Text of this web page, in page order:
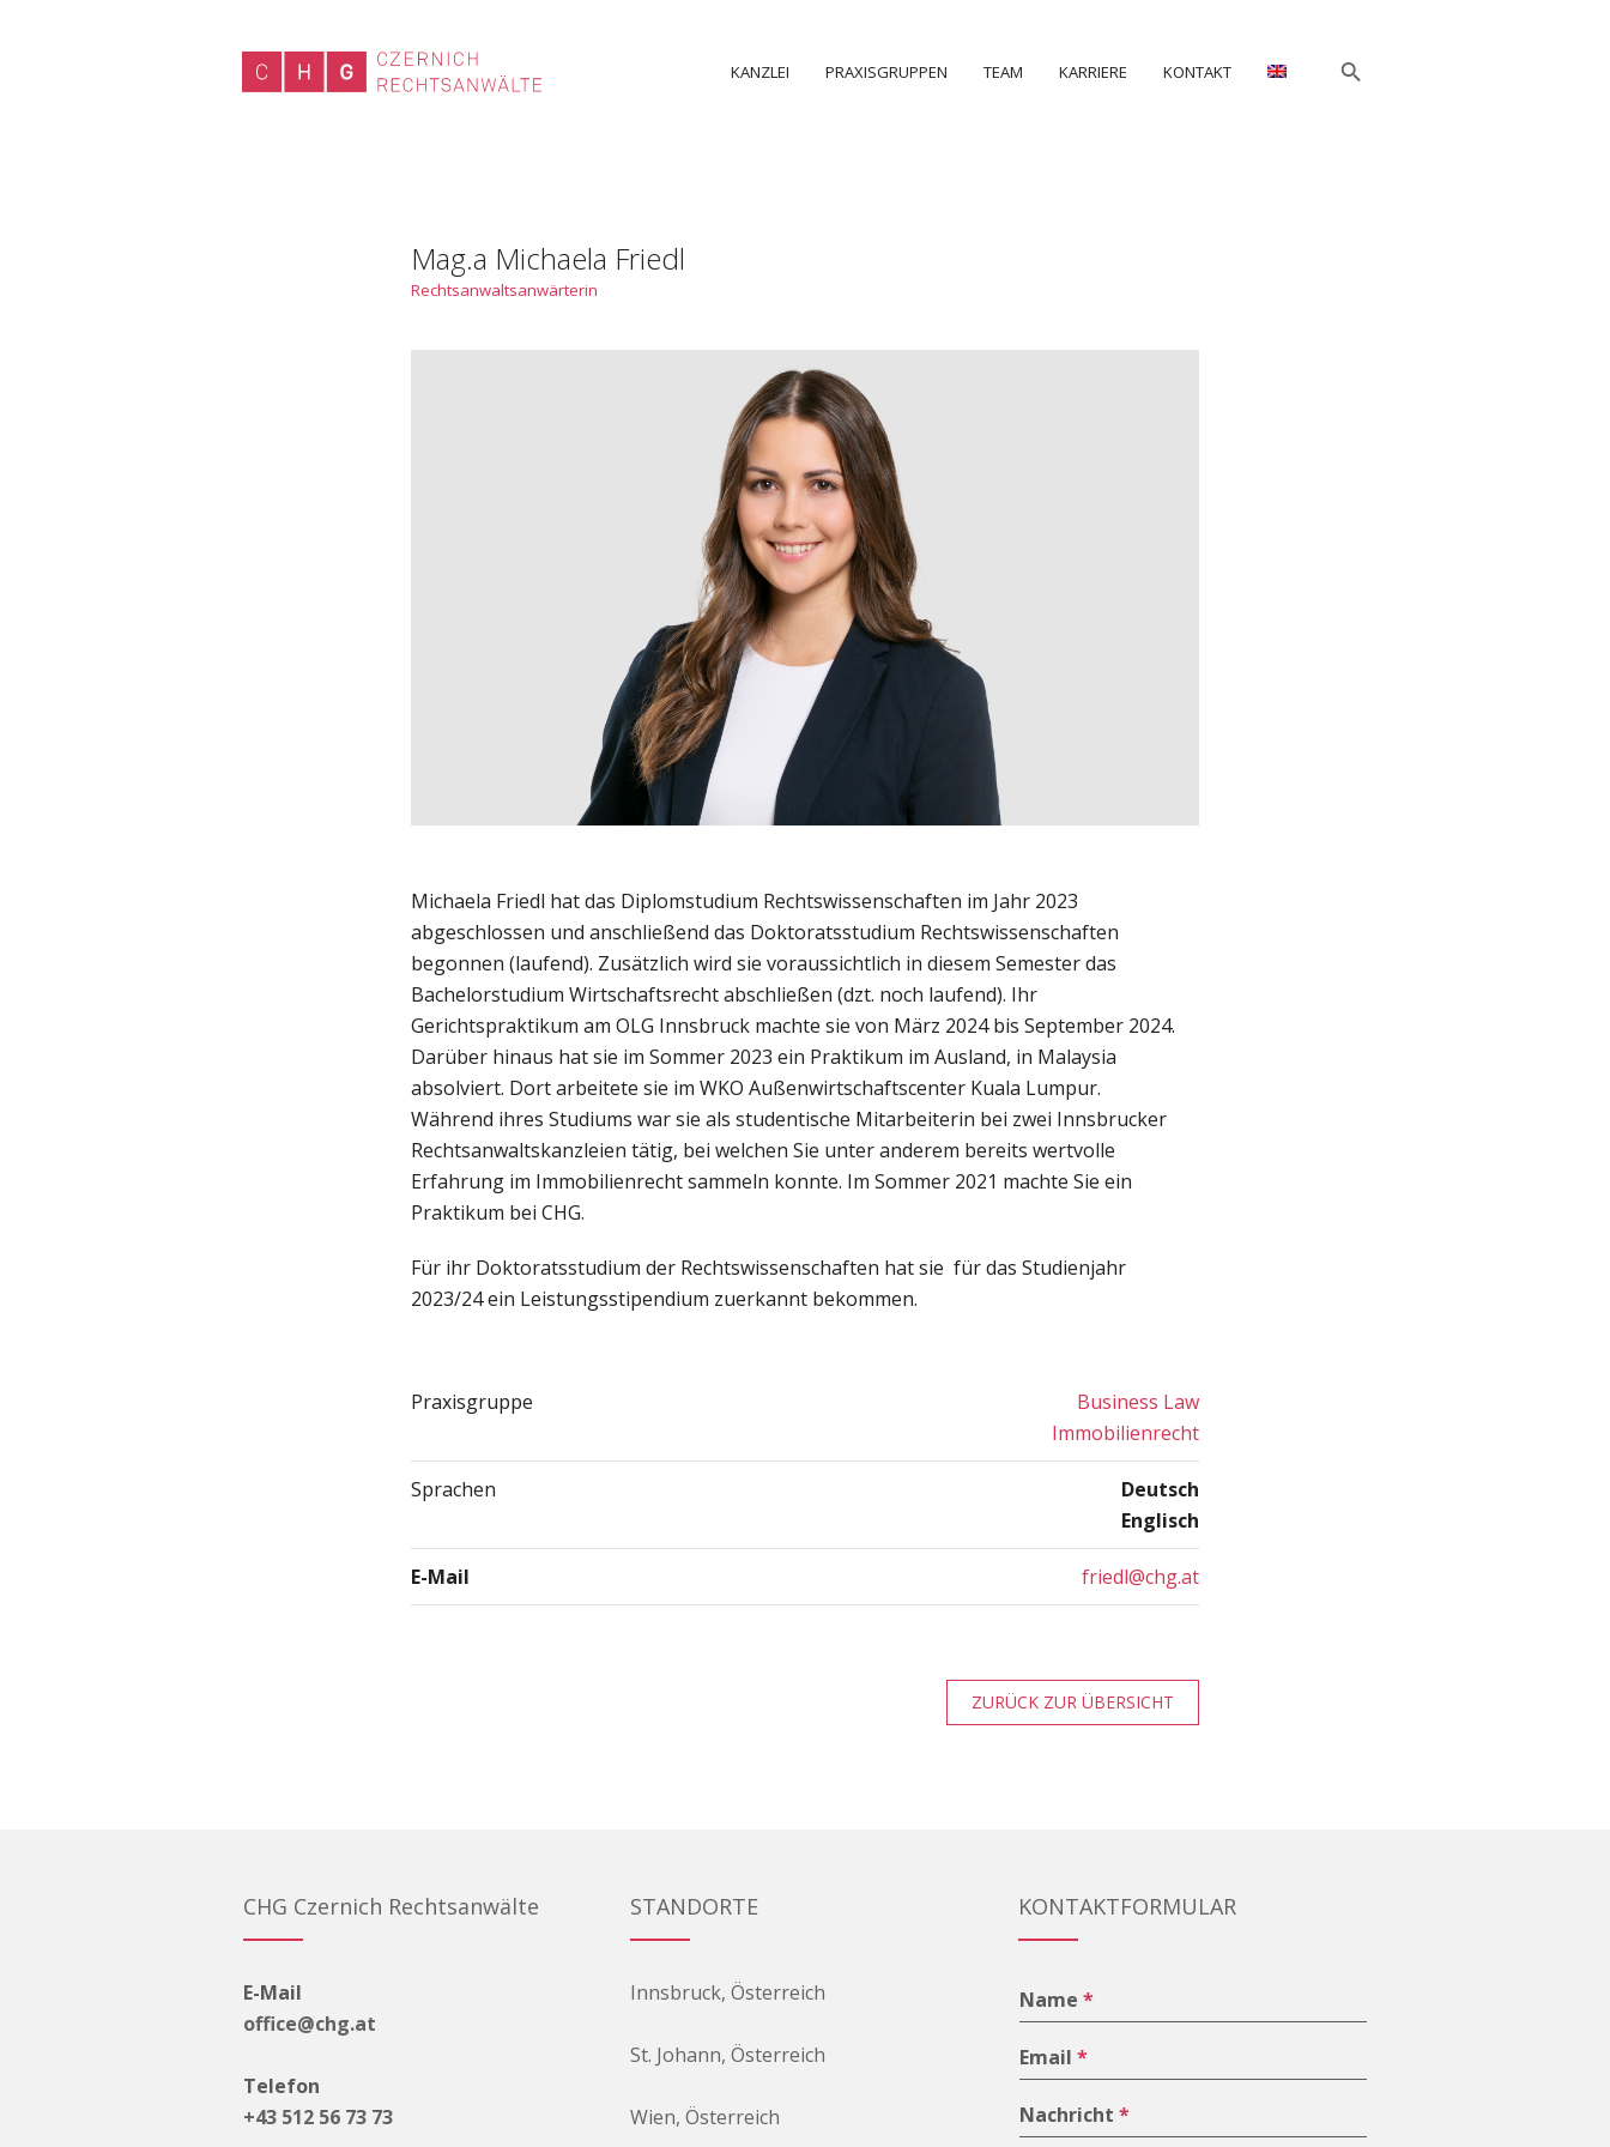
KANZLEI PRAXISGRUPPEN TEAM KARRIERE KONTAKT
Mag.a Michaela Friedl
Rechtsanwaltsanwärterin
Michaela Friedl hat das Diplomstudium Rechtswissenschaften im Jahr 2023
abgeschlossen und anschließend das Doktoratsstudium Rechtswissenschaften
begonnen (laufend). Zusätzlich wird sie voraussichtlich in diesem Semester das
Bachelorstudium Wirtschaftsrecht abschließen (dzt. noch laufend). Ihr
Gerichtspraktikum am OLG Innsbruck machte sie von März 2024 bis September 2024.
Darüber hinaus hat sie im Sommer 2023 ein Praktikum im Ausland, in Malaysia
absolviert. Dort arbeitete sie im WKO Außenwirtschaftscenter Kuala Lumpur.
Während ihres Studiums war sie als studentische Mitarbeiterin bei zwei Innsbrucker
Rechtsanwaltskanzleien tätig, bei welchen Sie unter anderem bereits wertvolle
Erfahrung im Immobilienrecht sammeln konnte. Im Sommer 2021 machte Sie ein
Praktikum bei CHG.
Für ihr Doktoratsstudium der Rechtswissenschaften hat sie für das Studienjahr
2023/24 ein Leistungsstipendium zuerkannt bekommen.
Praxisgruppe
Business Law
Immobilienrecht
Sprachen
Deutsch
Englisch
E-Mail friedl@chg.at
ZURÜCK ZUR ÜBERSICHT
CHG Czernich Rechtsanwälte
E-Mail
office@chg.at
Telefon
+43 512 56 73 73
STANDORTE
Innsbruck, Österreich
St. Johann, Österreich
Wien, Österreich
KONTAKTFORMULAR
Name *
Email *
Nachricht *